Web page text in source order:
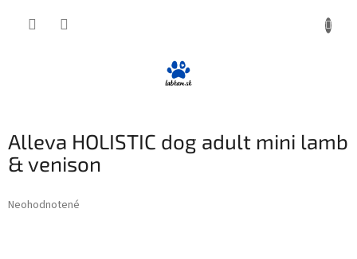
Alleva HOLISTIC dog adult mini lamb
& venison
Priemerné
Neohodnotené